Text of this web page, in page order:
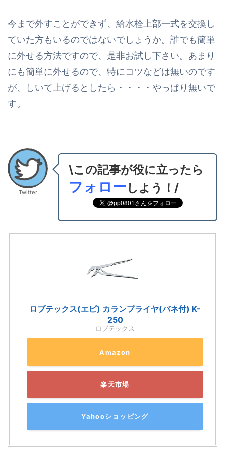
今まで外すことができず、給水栓上部一式を交換し
ていた方もいるのではないでしょうか。誰でも簡単
に外せる方法ですので、是非お試し下さい。あまり
にも簡単に外せるので、特にコツなどは無いのです
が、しいて上げるとしたら・・・・やっぱり無いで
す。
Twitter
\この記事が役に立ったら
フォロー しよう！/
ロブテックス(エビ) カランプライヤ(バネ付) K-
250
ロブテックス
Amazon
楽天市場
Yahooショッピング